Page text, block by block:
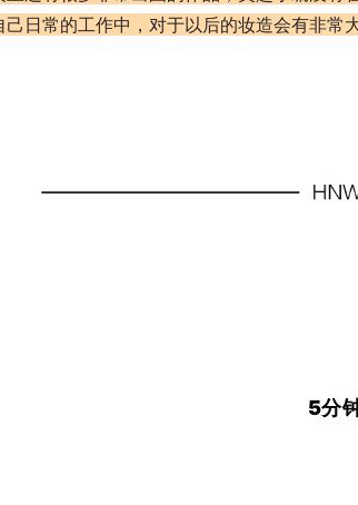
己日常的工作中，对于以后的妆造会有非常
5分